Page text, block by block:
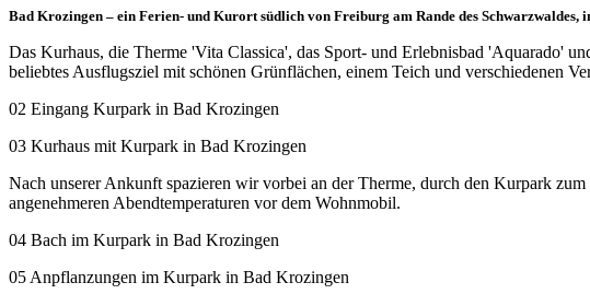
Bad Krozingen – ein Ferien- und Kurort südlich von Freiburg am Rande des
Das Kurhaus, die Therme 'Vita Classica', das Sport- und Erlebnisbad 'Aquarado'
beliebtes Ausflugsziel mit schönen Grünflächen, einem Teich und verschiedenen
02 Eingang Kurpark in Bad Krozingen
03 Kurhaus mit Kurpark in Bad Krozingen
Nach unserer Ankunft spazieren wir vorbei an der Therme, durch den Kurpark
angenehmeren Abendtemperaturen vor dem Wohnmobil.
04 Bach im Kurpark in Bad Krozingen
05 Anpflanzungen im Kurpark in Bad Krozingen